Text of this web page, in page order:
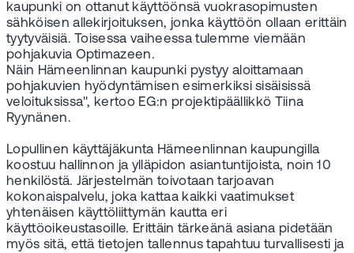
kaupunki on ottanut käyttöönsä vuokrasopimusten
sähköisen allekirjoituksen, jonka käyttöön ollaan erittäin
tyytyväisiä. Toisessa vaiheessa tulemme viemään
pohjakuvia Optimazeen.
Näin Hämeenlinnan kaupunki pystyy aloittamaan
pohjakuvien hyödyntämisen esimerkiksi sisäisissä
veloituksissa", kertoo EG:n projektipäällikkö Tiina
Ryynänen.
Lopullinen käyttäjäkunta Hämeenlinnan kaupungilla
koostuu hallinnon ja ylläpidon asiantuntijoista, noin 10
henkilöstä. Järjestelmän toivotaan tarjoavan
kokonaispalvelu, joka kattaa kaikki vaatimukset
yhtenäisen käyttöliittymän kautta eri
käyttöoikeustasoille. Erittäin tärkeänä asiana pidetään
myös sitä, että tietojen tallennus tapahtuu turvallisesti ja